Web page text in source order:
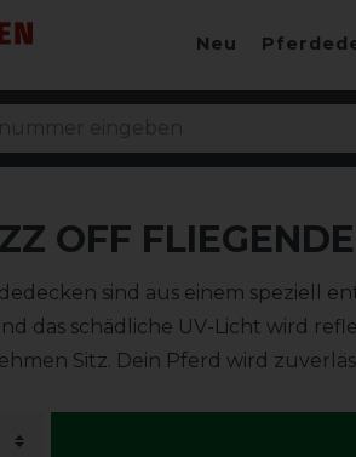
Neu
OFF
sind aus einem speziell
das schädliche UV-Licht wird
Sitz. Dein Pferd wird